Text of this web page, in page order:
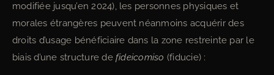
modifiée jusqu’en 2024), les personnes physiques et
morales étrangères peuvent néanmoins acquérir des
droits d’usage bénéficiaire dans la zone restreinte par le
biais d’une structure defideicomiso (fiducie) :